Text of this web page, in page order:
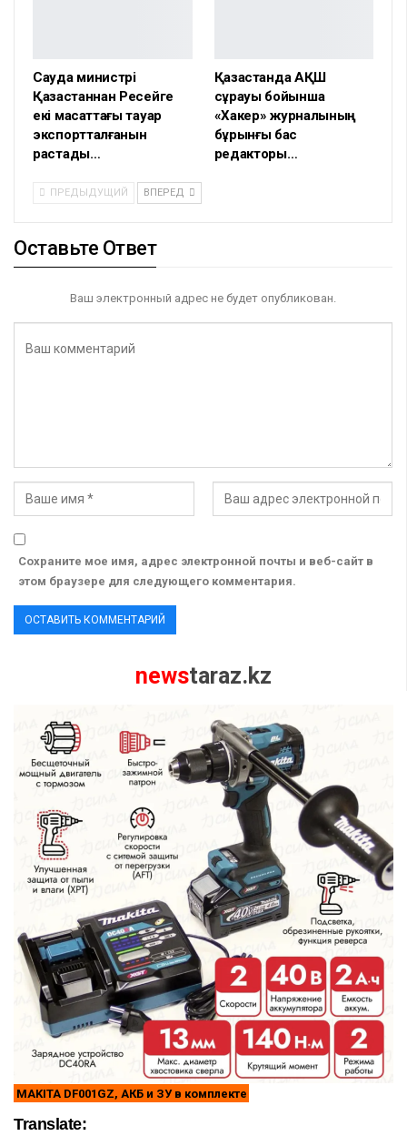
Сауда министрі
Қазақстаннан Ресейге
екі мақсаттағы тауар
экспортталғанын
растады…
Қазақстанда АҚШ
сұрауы бойынша
«Хакер» журналының
бұрынғы бас
редакторы…
ПРЕДЫДУЩИЙ ВПЕРЕД
Оставьте Ответ
Ваш электронный адрес не будет опубликован.
Сохраните мое имя, адрес электронной почты и веб-сайт в
этом браузере для следующего комментария.
newstaraz.kz
MAKITA DF001GZ, АКБ и ЗУ в комплекте
Translate: